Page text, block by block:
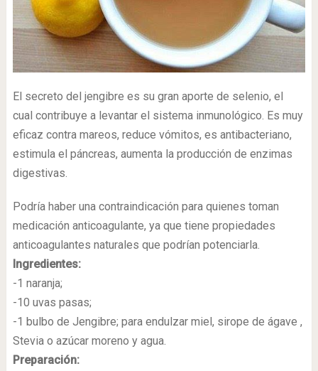
El secreto del jengibre es su gran aporte de selenio, el
cual contribuye a levantar el sistema inmunológico. Es muy
eficaz contra mareos, reduce vómitos, es antibacteriano,
estimula el páncreas, aumenta la producción de enzimas
digestivas.
Podría haber una contraindicación para quienes toman
medicación anticoagulante, ya que tiene propiedades
anticoagulantes naturales que podrían potenciarla.
Ingredientes:
-1 naranja;
-10 uvas pasas;
-1 bulbo de Jengibre; para endulzar miel, sirope de ágave ,
Stevia o azúcar moreno y agua.
Preparación: